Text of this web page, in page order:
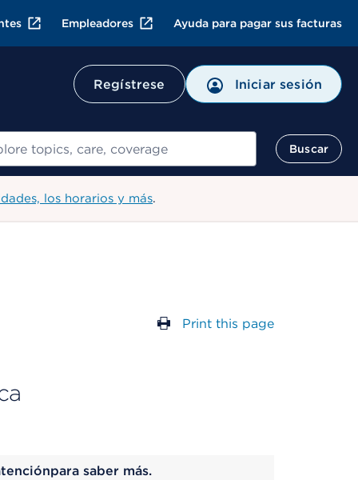
Empleadores Ayuda para pagar sus facturas
Regístrese Iniciar sesión
Buscar
los horarios y más.
Print this page
saber más.